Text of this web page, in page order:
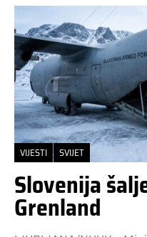
VIJESTI SVIJET
Slovenija
Grenland